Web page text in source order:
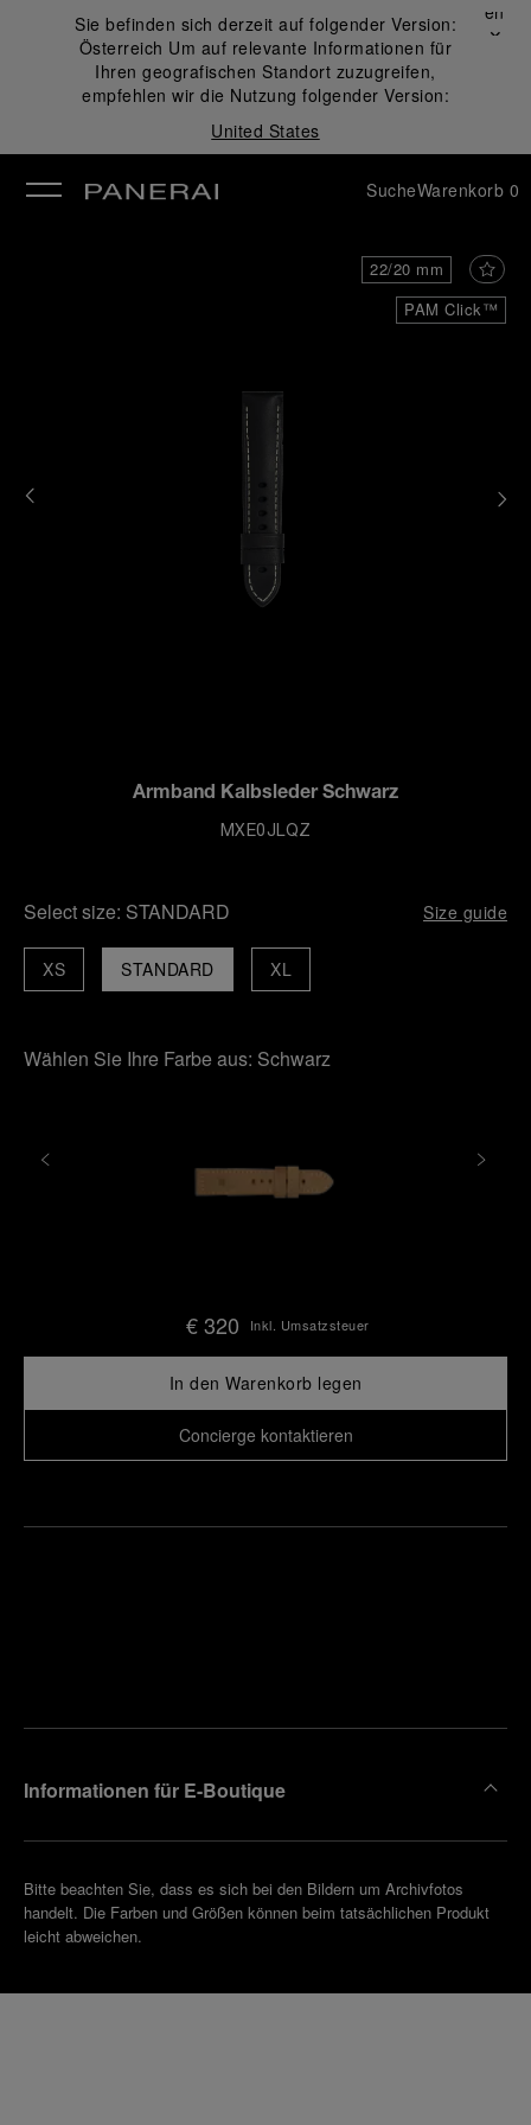
Sie befinden sich derzeit auf folgender Version:
Österreich Um auf relevante Informationen für
Ihren geografischen Standort zuzugreifen,
empfehlen wir die Nutzung folgender Version:
United States
Schließen
✕
SucheWarenkorb 0
PAM Click™
22/20 mm
Armband Kalbsleder Schwarz
MXE0JLQZ
Select size: STANDARD Size guide
STANDARD
XS XL
Wählen Sie Ihre Farbe aus: Schwarz
€ 320 Inkl. Umsatzsteuer
In den Warenkorb legen
Concierge kontaktieren
Informationen für E-Boutique
Bitte beachten Sie, dass es sich bei den Bildern um Archivfotos
handelt. Die Farben und Größen können beim tatsächlichen Produkt
leicht abweichen.